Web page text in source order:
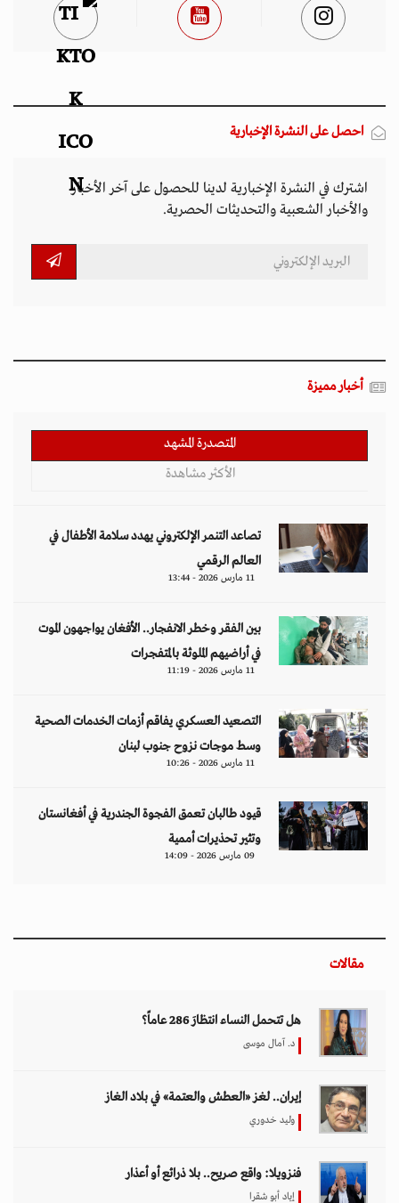
احصل على النشرة الإخبارية
اشترك في النشرة الإخبارية لدينا للحصول على آخر الأخبار
والأخبار الشعبية والتحديثات الحصرية.
أخبار مميزة
المتصدرة المشهد
الأكثر مشاهدة
تصاعد التنمر الإلكتروني يهدد سلامة الأطفال في
العالم الرقمي
11 مارس 2026 - 13:44
بين الفقر وخطر الانفجار.. الأفغان يواجهون الموت
في أراضيهم الملوثة بالمتفجرات
11 مارس 2026 - 11:19
التصعيد العسكري يفاقم أزمات الخدمات الصحية
وسط موجات نزوح جنوب لبنان
11 مارس 2026 - 10:26
قيود طالبان تعمق الفجوة الجندرية في أفغانستان
وتثير تحذيرات أممية
09 مارس 2026 - 14:09
مقالات
هل تتحمل النساء انتظارَ 286 عاماً؟
د. آمال موسى
إيران.. لغز «العطش والعتمة» في بلاد الغاز
وليد خدوري
فنزويلا: واقع صريح.. بلا ذرائع أو أعذار
إياد أبو شقرا